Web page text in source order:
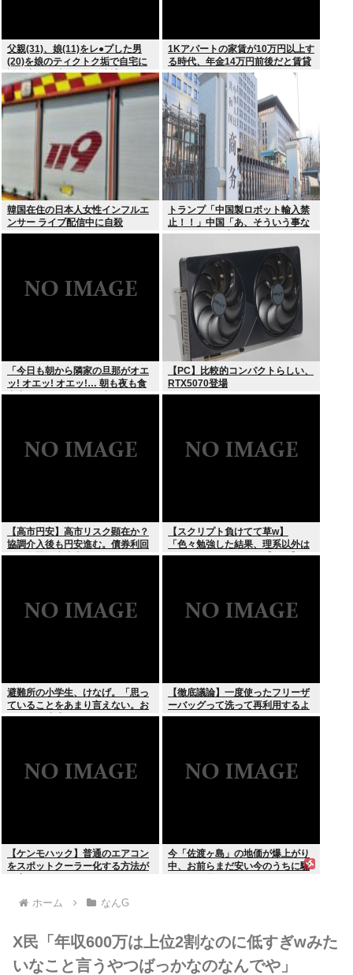
父親(31)、娘(11)をレ●プした男
(20)を娘のティクトク垢で自宅に
誘い出し自助 2人とも逮捕
1Kアパートの家賃が10万円以上す
る時代、年金14万円前後だと賃貸
の人は無理じゃね？
韓国在住の日本人女性インフルエ
ンサー ライブ配信中に自殺
トランプ「中国製ロボット輸入禁
止！！」中国「あ、そういう事な
らアメリカの安全の為にドローン
の輸出も止めるね？」
「今日も朝から隣家の旦那がオエ
ッ! オエッ! オエッ!… 朝も夜も食
事中もかなりえづきの音がして不
【PC】比較的コンパクトらしい、
RTX5070登場
【高市円安】高市リスク顕在か？
協調介入後も円安進む。債券利回
りは急騰。大丈夫なのか？
【スクリプト負けてて草w】
「色々勉強した結果、理系以外は
エラー品だと気付いた【ガチ】」
避難所の小学生、けなげ。「思っ
ていることをあまり言えない。お
母さんに迷惑かけるから」
【徹底議論】一度使ったフリーザ
ーバッグって洗って再利用するよ
な？
【ケンモハック】普通のエアコン
をスポットクーラー化する方法が
今「佐渡ヶ島」の地価が爆上がり
中、お前らまだ安い今のうちに騙
ホーム なんG
X民「年収600万は上位2割なのに低すぎwみた
いなこと言うやつばっかなのなんでや」